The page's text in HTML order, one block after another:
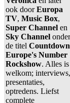
ook doorEuropa
TV, Music Box,
Super Channel en
Sky Channel onder
de titel Countdown
Europe's Number
Rockshow. Alles is
welkom; interviews,
presentaties,
optredens. Liefst
complete